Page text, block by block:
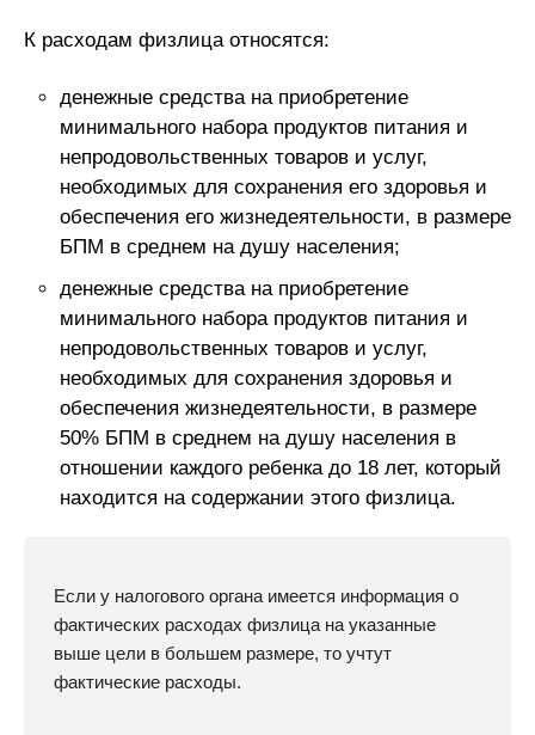
К расходам физлица относятся:
денежные средства на приобретение
минимального набора продуктов питания и
непродовольственных товаров и услуг,
необходимых для сохранения его здоровья и
обеспечения его жизнедеятельности, в размере
БПМ в среднем на душу населения;
денежные средства на приобретение
минимального набора продуктов питания и
непродовольственных товаров и услуг,
необходимых для сохранения здоровья и
обеспечения жизнедеятельности, в размере
50% БПМ в среднем на душу населения в
отношении каждого ребенка до 18 лет, который
находится на содержании этого физлица.
Если у налогового органа имеется информация о
фактических расходах физлица на указанные
выше цели в большем размере, то учтут
фактические расходы.